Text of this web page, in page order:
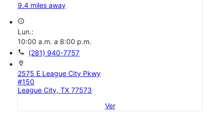
9.4 miles away
access_time
Lun.:
10:00 a.m. a 8:00 p.m.
call (281) 940-7757
location_on
2575 E League City Pkwy
#150
League City, TX 77573
Ver